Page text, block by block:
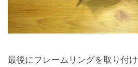
最後にフレームリングを取り付け